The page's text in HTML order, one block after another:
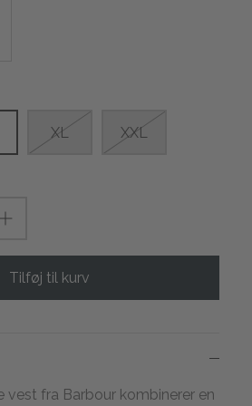
XL XXL
Tilføj til kurv
vest fra Barbour kombinerer en